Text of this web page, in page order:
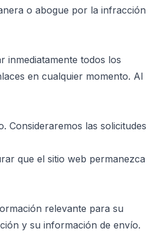
o abogue por la infracción
inmediatamente todos los
en cualquier momento. Al
las solicitudes
que el sitio web permanezca
relevante para su
y su información de envío.